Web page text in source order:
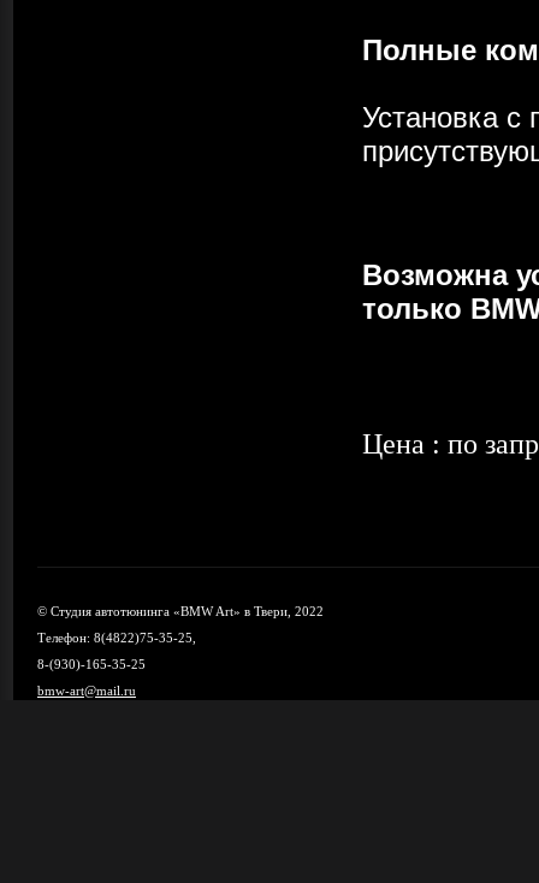
Полные
Установка с
Возможна
только
Цена : по
© Студия автотюнинга «BMW Art» в Твери, 2022
Телефон: 8(4822)75-35-25,
8-(930)-165-35-25
bmw-art@mail.ru
Карта сайта